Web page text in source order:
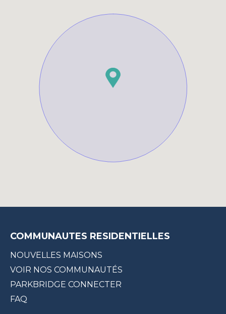
COMMUNAUTES RESIDENTIELLES
NOUVELLES MAISONS
VOIR NOS COMMUNAUTÉS
PARKBRIDGE CONNECTER
FAQ